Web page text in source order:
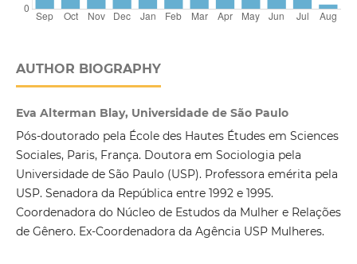
AUTHOR BIOGRAPHY
Eva Alterman Blay, Universidade de São Paulo
Pós-doutorado pela École des Hautes Études em Sciences
Sociales, Paris, França. Doutora em Sociologia pela
Universidade de São Paulo (USP). Professora emérita pela
USP. Senadora da República entre 1992 e 1995.
Coordenadora do Núcleo de Estudos da Mulher e Relações
de Gênero. Ex-Coordenadora da Agência USP Mulheres.